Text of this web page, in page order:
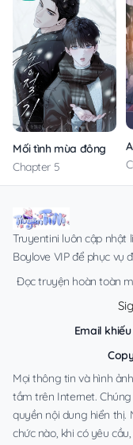
Mối tình mùa đông
Chapter 5
Truyentini luôn cập
Boylove VIP để phục vụ
Đọc truyện hoàn toàn
Email
Mọi thông tin và hình
tầm trên Internet.
quyền nội dung hiển thị.
chức nào, khi có yêu